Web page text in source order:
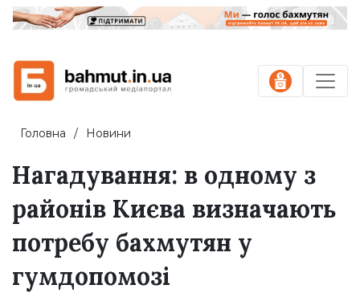
Головна Новини
Нагадування: в одному з
районів Києва визначають
потребу бахмутян у
гумдопомозі